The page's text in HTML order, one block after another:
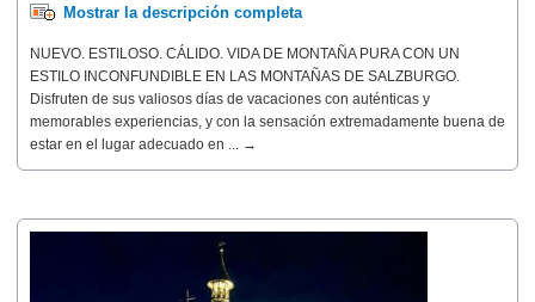
Mostrar la descripción completa
NUEVO. ESTILOSO. CÁLIDO. VIDA DE MONTAÑA PURA CON UN
ESTILO INCONFUNDIBLE EN LAS MONTAÑAS DE SALZBURGO.
Disfruten de sus valiosos días de vacaciones con auténticas y
memorables experiencias, y con la sensación extremadamente buena de
estar en el lugar adecuado en ... →